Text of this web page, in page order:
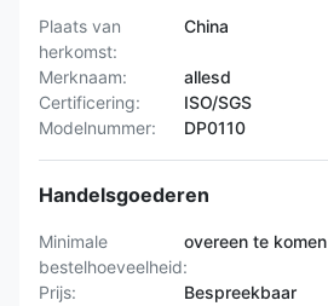
Plaats van
herkomst:
China
Merknaam:
allesd
Certificering:
ISO/SGS
Modelnummer:
DP0110
Handelsgoederen
Minimale
bestelhoeveelheid:
overeen te komen
Prijs:
Bespreekbaar